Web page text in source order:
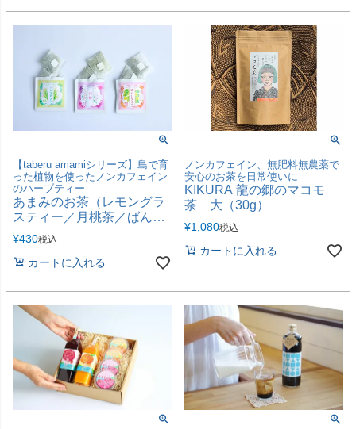
【taberu amamiシリーズ】島で育
った植物を使ったノンカフェイン
のハーブティー
あまみのお茶（レモングラ
スティー／月桃茶／ばんし
ろう(グァバ)茶）
¥430税込
カートに入れる
ノンカフェイン、無肥料無農薬で
安心のお茶を日常使いに
KIKURA 龍の郷のマコモ
茶 大（30g）
¥1,080税込
カートに入れる